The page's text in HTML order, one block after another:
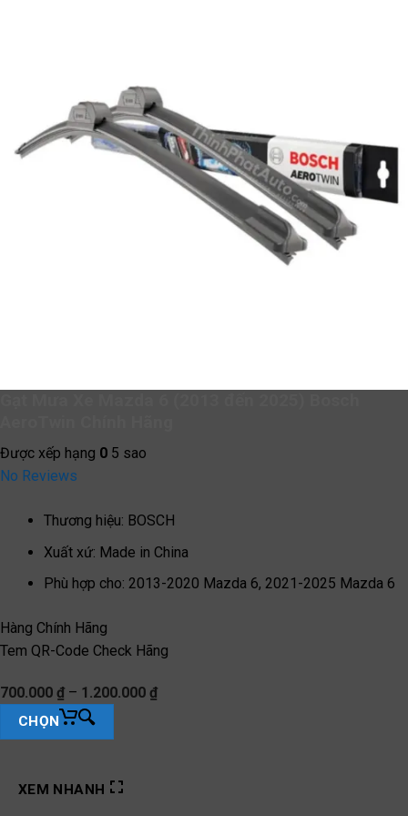
Được xếp hạng 0 5 sao
No Reviews
Thương hiệu: BOSCH
Xuất xứ: Made in China
Phù hợp cho: 2013-2020 Mazda 6, 2021-2025 Mazda 6
Hàng Chính Hãng
Tem QR-Code Check Hãng
700.000 ₫ – 1.200.000 ₫Khoảng
CHỌN
XEM NHANH